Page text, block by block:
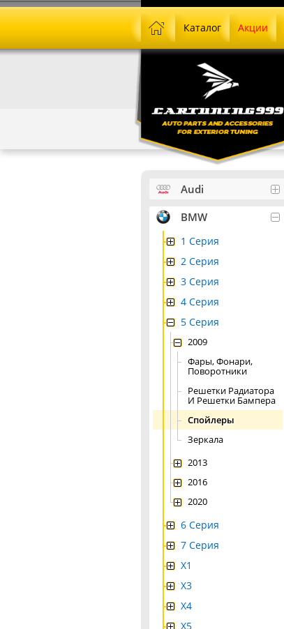
Каталог Акции
Audi
BMW
1 Серия
2 Серия
3 Серия
4 Серия
5 Серия
2009
Фары, Фонари,
Поворотники
Решетки Радиатора
И Решетки Бампера
Спойлеры
Зеркала
2013
2016
2020
6 Серия
7 Серия
X1
X3
X4
Х5